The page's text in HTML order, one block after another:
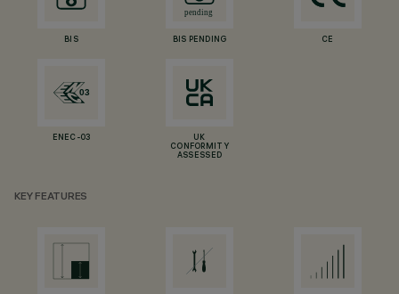
BIS BIS PENDING CE
ENEC-03
UK
CONFORMITY
ASSESSED
KEY FEATURES